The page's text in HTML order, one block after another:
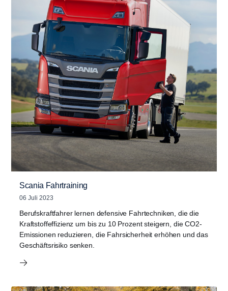
Scania Fahrtraining
06 Juli 2023
Berufskraftfahrer lernen defensive Fahrtechniken, die die
Kraftstoffeffizienz um bis zu 10 Prozent steigern, die CO2-
Emissionen reduzieren, die Fahrsicherheit erhöhen und das
Geschäftsrisiko senken.